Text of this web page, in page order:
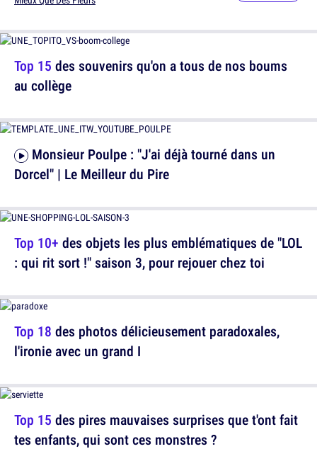
Dorcel" | Le Meilleur du Pire
Top 18 des photos délicieusement paradoxales,
l'ironie avec un grand I
Top 15 des souvenirs qu'on a tous de nos boums
au collège
Top 10+ des objets les plus emblématiques de "LOL
: qui rit sort !" saison 3, pour rejouer chez toi
Top 15 des pires mauvaises surprises que t'ont fait
tes enfants, qui sont ces monstres ?